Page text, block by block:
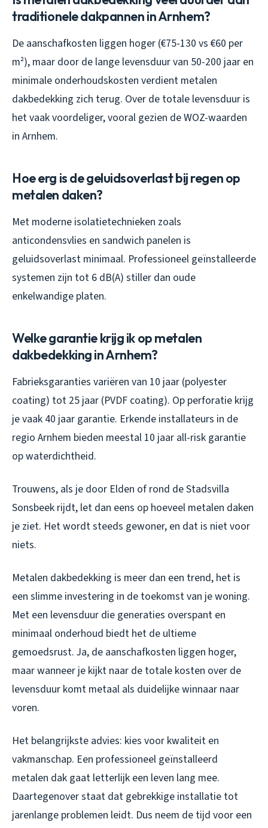
traditionele dakpannen in Arnhem?
De aanschafkosten liggen hoger (€75-130 vs €60 per
m²), maar door de lange levensduur van 50-200 jaar en
minimale onderhoudskosten verdient metalen
dakbedekking zich terug. Over de totale levensduur is
het vaak voordeliger, vooral gezien de WOZ-waarden
in Arnhem.
Hoe erg is de geluidsoverlast bij regen op
metalen daken?
Met moderne isolatietechnieken zoals
anticondensvlies en sandwich panelen is
geluidsoverlast minimaal. Professioneel geïnstalleerde
systemen zijn tot 6 dB(A) stiller dan oude
enkelwandige platen.
Welke garantie krijg ik op metalen
dakbedekking in Arnhem?
Fabrieksgaranties variëren van 10 jaar (polyester
coating) tot 25 jaar (PVDF coating). Op perforatie krijg
je vaak 40 jaar garantie. Erkende installateurs in de
regio Arnhem bieden meestal 10 jaar all-risk garantie
op waterdichtheid.
Trouwens, als je door Elden of rond de Stadsvilla
Sonsbeek rijdt, let dan eens op hoeveel metalen daken
je ziet. Het wordt steeds gewoner, en dat is niet voor
niets.
Metalen dakbedekking is meer dan een trend, het is
een slimme investering in de toekomst van je woning.
Met een levensduur die generaties overspant en
minimaal onderhoud biedt het de ultieme
gemoedsrust. Ja, de aanschafkosten liggen hoger,
maar wanneer je kijkt naar de totale kosten over de
levensduur komt metaal als duidelijke winnaar naar
voren.
Het belangrijkste advies: kies voor kwaliteit en
vakmanschap. Een professioneel geïnstalleerd
metalen dak gaat letterlijk een leven lang mee.
Daartegenover staat dat gebrekkige installatie tot
jarenlange problemen leidt. Dus neem de tijd voor een